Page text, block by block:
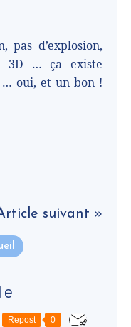
pas d’explosion,
3D … ça existe
oui, et un bon !
suivant »
Repost 0